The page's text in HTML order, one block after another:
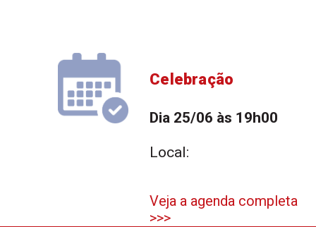
Celebração
Dia 25/06 às 19h00
Local:
Veja a agenda completa
>>>